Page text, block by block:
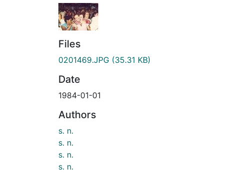
Files
0201469.JPG (35.31 KB)
Date
1984-01-01
Authors
s. n.
s. n.
s. n.
s. n.